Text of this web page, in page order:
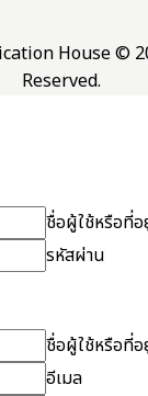
House ©
Reserved.
ชื่อผู้ใช้หรือที่อ
รหัสผ่าน
ชื่อผู้ใช้หรือที่อ
อีเมล